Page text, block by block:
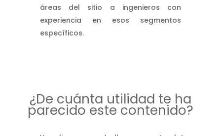
áreas del sitio a ingenieros con
experiencia en esos segmentos
específicos.
¿De cuánta utilidad te ha
parecido este contenido?